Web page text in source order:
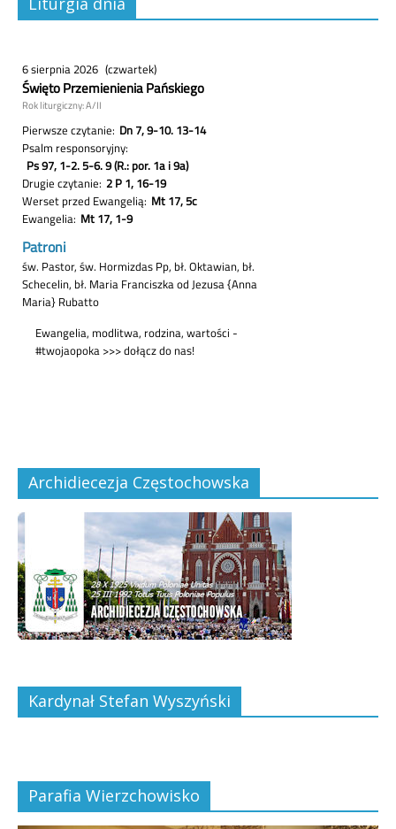
Archidiecezja Częstochowska
Kardynał Stefan Wyszyński
Parafia Wierzchowisko